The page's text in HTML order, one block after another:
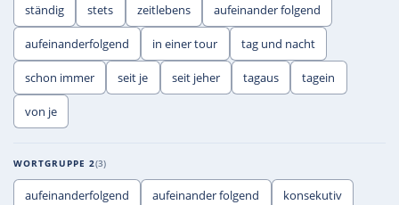
ständig stets zeitlebens aufeinander folgend
aufeinanderfolgend in einer tour tag und nacht
schon immer seit je seit jeher tagaus tagein
von je
WORTGRUPPE 2 3
aufeinanderfolgend aufeinander folgend konsekutiv